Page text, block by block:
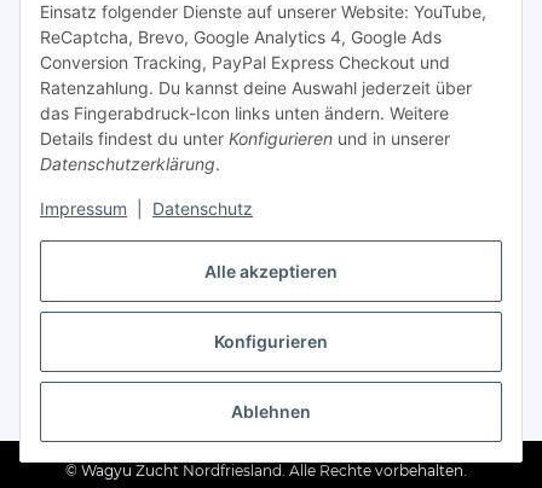
Alle akzeptieren
Konfigurieren
Ablehnen
Einsatz folgender Dienste auf unserer Website: YouTube,
ReCaptcha, Brevo, Google Analytics 4, Google Ads
Conversion Tracking, PayPal Express Checkout und
Ratenzahlung. Du kannst deine Auswahl jederzeit über
das Fingerabdruck-Icon links unten ändern. Weitere
Details findest du unter Konfigurieren und in unserer
Datenschutzerklärung.
Impressum Datenschutz
Telefon
+49 (0) 4661 2875
E-Mail
info@wagyuzucht-nordfriesland.de
Folge uns
Instagram
Facebook
Ratepay
* Alle Preise inkl. gesetzlicher USt., zzgl.Versand
© Wagyu Zucht Nordfriesland. Alle Rechte vorbehalten.